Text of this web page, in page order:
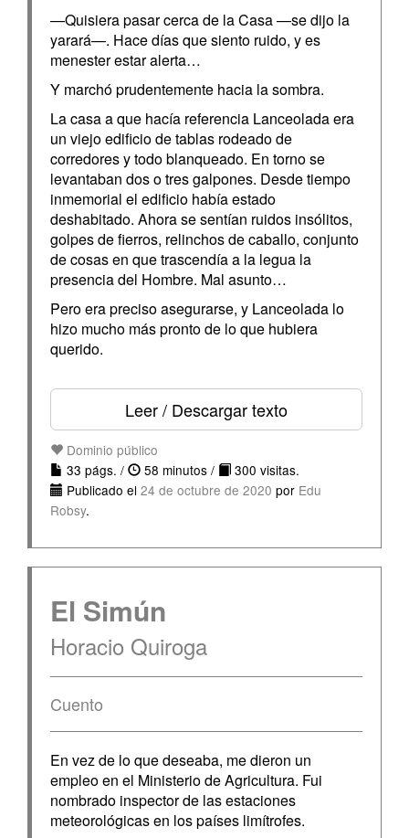
—Quisiera pasar cerca de la Casa —se dijo la
yarará—. Hace días que siento ruido, y es
menester estar alerta…
Y marchó prudentemente hacia la sombra.
La casa a que hacía referencia Lanceolada era
un viejo edificio de tablas rodeado de
corredores y todo blanqueado. En torno se
levantaban dos o tres galpones. Desde tiempo
inmemorial el edificio había estado
deshabitado. Ahora se sentían ruidos insólitos,
golpes de fierros, relinchos de caballo, conjunto
de cosas en que trascendía a la legua la
presencia del Hombre. Mal asunto…
Pero era preciso asegurarse, y Lanceolada lo
hizo mucho más pronto de lo que hubiera
querido.
Leer / Descargar texto
Dominio público
33 págs. /
58 minutos /
300 visitas.
Publicado el 24 de octubre de 2020 por Edu
Robsy.
El Simún
Horacio Quiroga
Cuento
En vez de lo que deseaba, me dieron un
empleo en el Ministerio de Agricultura. Fui
nombrado inspector de las estaciones
meteorológicas en los países limítrofes.